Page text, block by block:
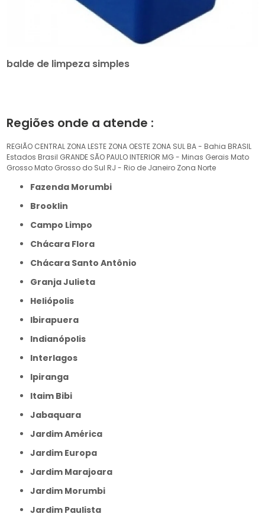
balde de limpeza simples
Regiões onde a atende :
REGIÃO CENTRAL ZONA LESTE ZONA OESTE ZONA SUL BA - Bahia BRASIL
Estados Brasil GRANDE SÃO PAULO INTERIOR MG - Minas Gerais Mato
Grosso Mato Grosso do Sul RJ - Rio de Janeiro Zona Norte
Fazenda Morumbi
Brooklin
Campo Limpo
Chácara Flora
Chácara Santo Antônio
Granja Julieta
Heliópolis
Ibirapuera
Indianópolis
Interlagos
Ipiranga
Itaim Bibi
Jabaquara
Jardim América
Jardim Europa
Jardim Marajoara
Jardim Morumbi
Jardim Paulista